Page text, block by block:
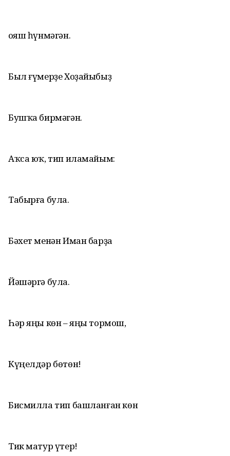
Ҡояш һүнмәгән.
Был ғүмерҙе Хоҙайыбыҙ
Бушҡа бирмәгән.
Аҡса юҡ, тип иламайым:
Табырға була.
Бәхет менән Иман барҙа
Йәшәргә була.
Һәр яңы көн – яңы тормош,
Күңелдәр бөтөн!
Бисмилла тип башланған көн
Тик матур үтер!